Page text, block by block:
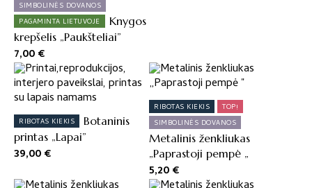
page
SIMBOLINĖS DOVANOS
PAGAMINTA LIETUVOJE
Knygos
krepšelis „Paukšteliai”
7,00€
RIBOTAS KIEKIS
Botaninis
printas „Lapai”
39,00€
RIBOTAS KIEKIS
TOP!
SIMBOLINĖS DOVANOS
Metalinis ženkliukas
„Paprastoji pempė „
5,20€